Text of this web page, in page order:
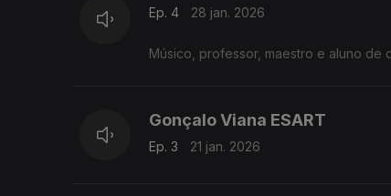
Ep. 4 28 jan. 2026
Músico, professor, maestro e aluno de
Gonçalo Viana ESART
Ep. 3 21 jan. 2026